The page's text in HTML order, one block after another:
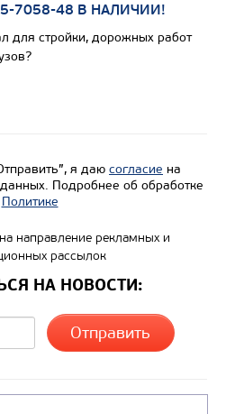
Узнать цену
7058-48 В НАЛИЧИИ!
для стройки, дорожных работ
я даю согласие на
Подробнее об обработке
Политике
на направление рекламных и
рассылок
НА НОВОСТИ: